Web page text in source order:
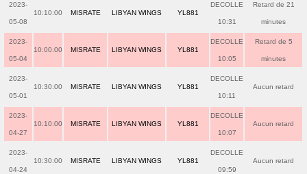
2023-
05-08
10:10:00 MISRATE LIBYAN WINGS YL881
DECOLLE
10:31
Retard de 21
minutes
2023-
05-04
10:00:00 MISRATE LIBYAN WINGS YL881
DECOLLE
10:05
Retard de 5
minutes
2023-
05-01
10:30:00 MISRATE LIBYAN WINGS YL881
DECOLLE
10:11
Aucun retard
2023-
04-27
10:10:00 MISRATE LIBYAN WINGS YL881
DECOLLE
10:07
Aucun retard
2023-
04-24
10:30:00 MISRATE LIBYAN WINGS YL881
DECOLLE
09:59
Aucun retard